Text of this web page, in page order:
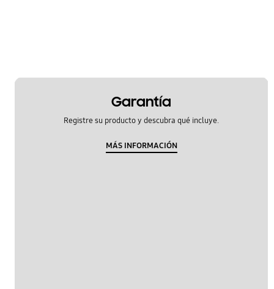
Multimedia
Garantía
Registre su producto y descubra qué incluye.
MÁS INFORMACIÓN